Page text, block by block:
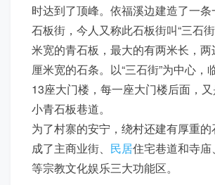
时达到了顶峰。依福溪边建造了一
石板街，今人又称此石板街叫“三石
米宽的青石板，最大的有两米长，
厘米宽的石条。以“三石街”为中心，
13座大门楼，每一座大门楼后面，
小青石板巷道。
为了村寨的安宁，绕村还建有厚重
成了主商业街、 民居住宅巷道和寺
等宗教文化娱乐三大功能区。